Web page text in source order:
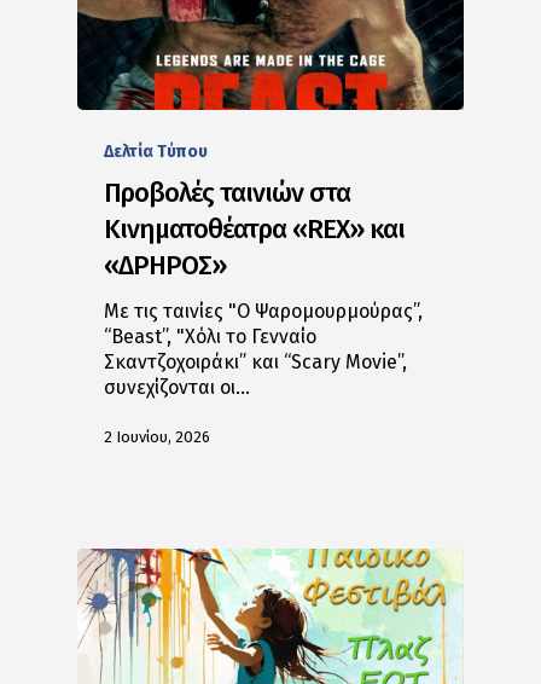
Δελτία Tύπου
Προβολές ταινιών στα
Κινηματοθέατρα «REX» και
«ΔΡΗΡΟΣ»
Με τις ταινίες "Ο Ψαρομουρμούρας”,
“Beast”, "Χόλι το Γενναίο
Σκαντζοχοιράκι” και “Scary Movie”,
συνεχίζονται οι…
2 Ιουνίου, 2026